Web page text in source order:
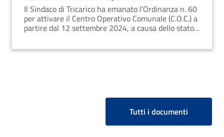
Emergenza Idrica a Tricarico
Il Sindaco di Tricarico ha emanato l'Ordinanza n. 60
per attivare il Centro Operativo Comunale (C.O.C.) a
partire dal 12 settembre 2024, a causa dello stato
siccità.
Tutti i documenti